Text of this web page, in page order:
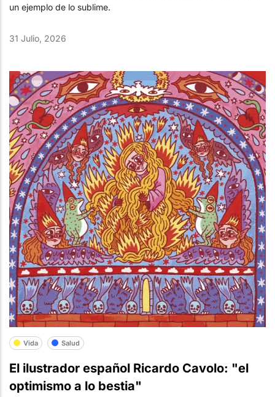
un ejemplo de lo sublime.
31 Julio, 2026
Vida Salud
El ilustrador español Ricardo Cavolo: "el
optimismo a lo bestia"